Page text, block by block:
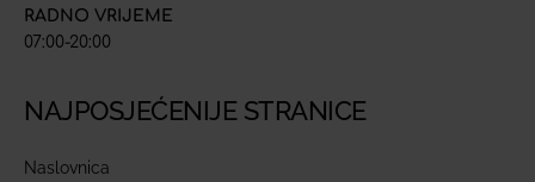
RADNO VRIJEME
07:00-20:00
NAJPOSJEĆENIJE STRANICE
Naslovnica